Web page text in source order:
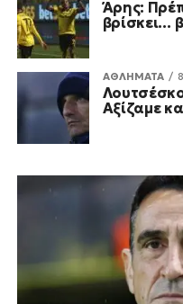
Άρης:
βρίσκει…
ΑΘΛΗΜΑΤΑ
Αξίζαμε